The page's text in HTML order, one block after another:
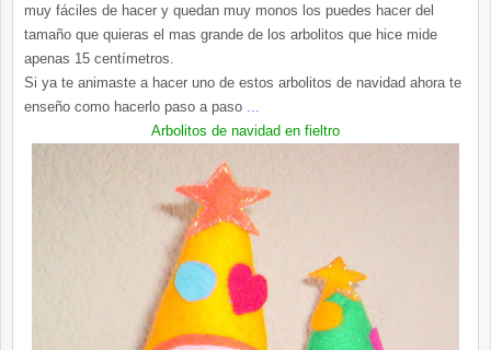
muy fáciles de hacer y quedan muy monos los puedes hacer del
tamaño que quieras el mas grande de los arbolitos que hice mide
apenas 15 centímetros
Si ya te animaste a hacer uno de estos arbolitos de navidad ahora te
enseño como hacerlo paso a paso
Arbolitos de navidad en fieltro